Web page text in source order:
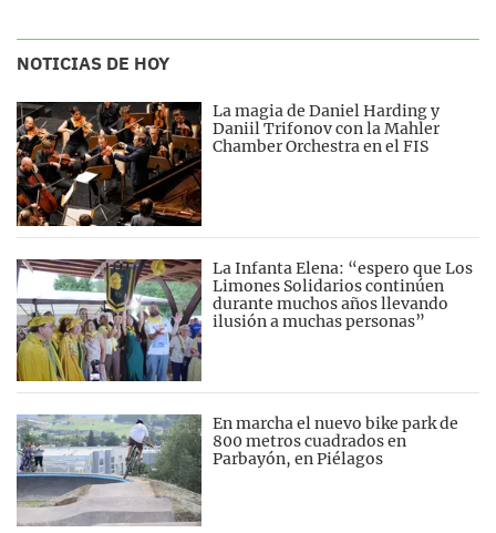
NOTICIAS DE HOY
La magia de Daniel Harding y
Daniil Trifonov con la Mahler
Chamber Orchestra en el FIS
La Infanta Elena: “espero que Los
Limones Solidarios continúen
durante muchos años llevando
ilusión a muchas personas”
En marcha el nuevo bike park de
800 metros cuadrados en
Parbayón, en Piélagos